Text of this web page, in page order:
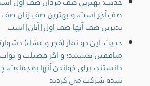
صفِ آخِر است، و بهترين صفِ زنان صف
بدترين صفِ آنها صف اول [آنان] است
حديث: این دو نماز (فجر و عشاء)
منافقین هستند؛ و اگر فضیلت و ثواب
دانستند، برای خواندن آنها به
شده شرکت می کردند